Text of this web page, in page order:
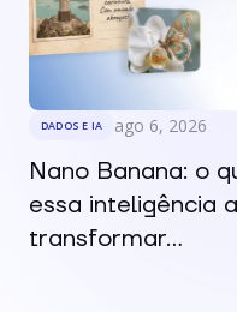
DADOS E IA ago 6, 2026
Nano Banana: o
essa inteligência
transformar...